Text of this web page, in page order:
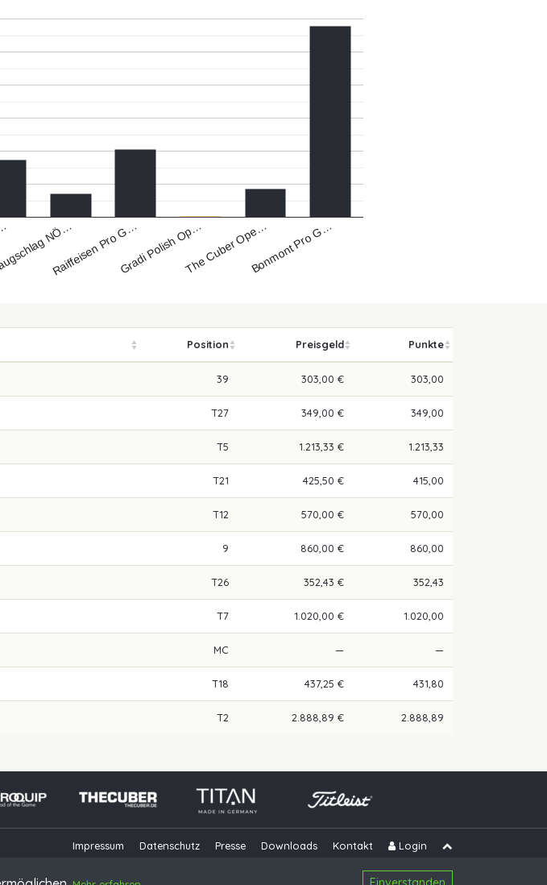
NÖ…
Raiffeisen Pro G…Gradi Polish Op…The Cuber Ope…Bonmont Pro G…
Position Preisgeld Punkte
39 303,00 € 303,00
T27 349,00 € 349,00
T5 1.213,33 € 1.213,33
T21 425,50 € 415,00
T12 570,00 € 570,00
9 860,00 € 860,00
T26 352,43 € 352,43
T7 1.020,00 € 1.020,00
MC — —
T18 437,25 € 431,80
T2 2.888,89 € 2.888,89
Impressum Datenschutz Presse Downloads Kontakt Login